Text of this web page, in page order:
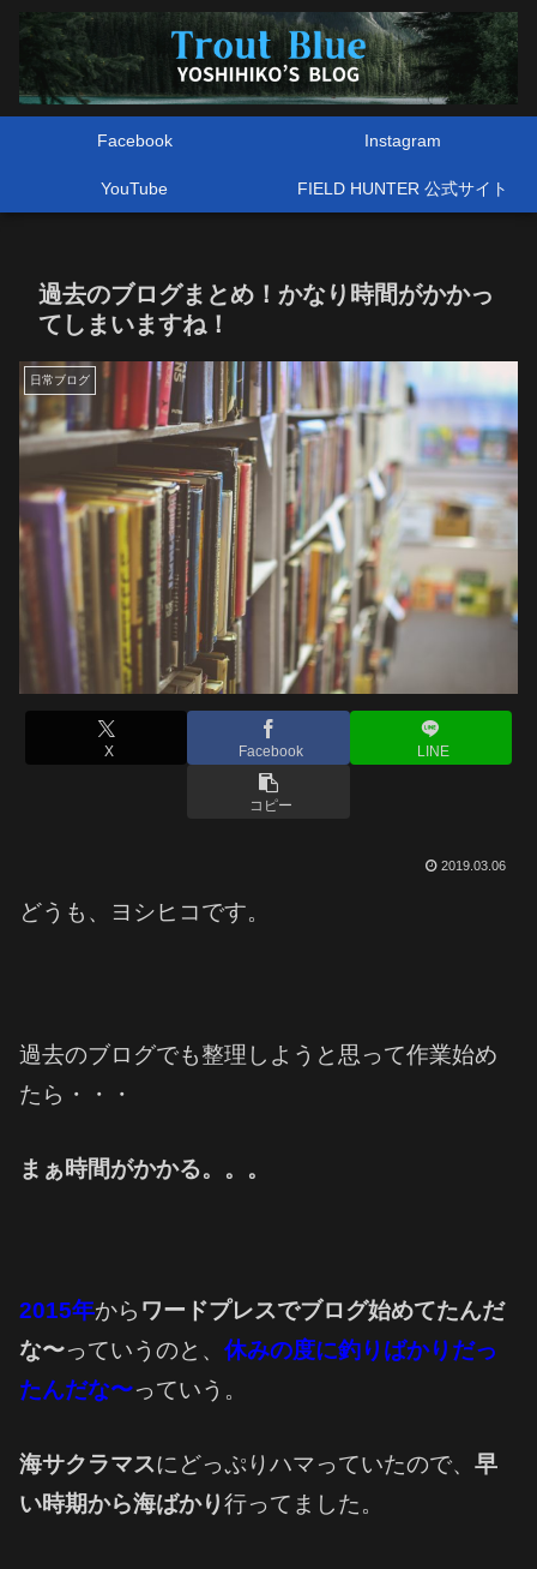
Facebook Instagram
YouTube FIELD HUNTER 公式サイト
過去のブログまとめ！かなり時間がかかっ
てしまいますね！
日常ブログ
X Facebook LINE
コピー
2019.03.06
どうも、ヨシヒコです。
過去のブログでも整理しようと思って作業始め
たら・・・
まぁ時間がかかる。。。
2015年から ワードプレスでブログ始めてたんだ
な〜っていうのと、 休みの度に釣りばかりだっ
たんだな〜っていう。
海サクラマスにどっぷりハマっていたので、 早
い時期から海ばかり行ってました。